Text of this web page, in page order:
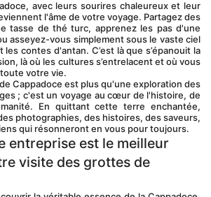
avec leurs sourires chaleureux et leur
l'âme de votre voyage. Partagez des
tasse de thé turc, apprenez les pas d'une
asseyez-vous simplement sous le vaste ciel
contes d'antan. C’est là que s’épanouit la
là où les cultures s’entrelacent et où vous
votre vie.
; c'est un voyage au cœur de l'histoire, de
En quittant cette terre enchantée,
photographies, des histoires, des saveurs,
qui résonneront en vous pour toujours.
entreprise est le meilleur
visite des grottes de